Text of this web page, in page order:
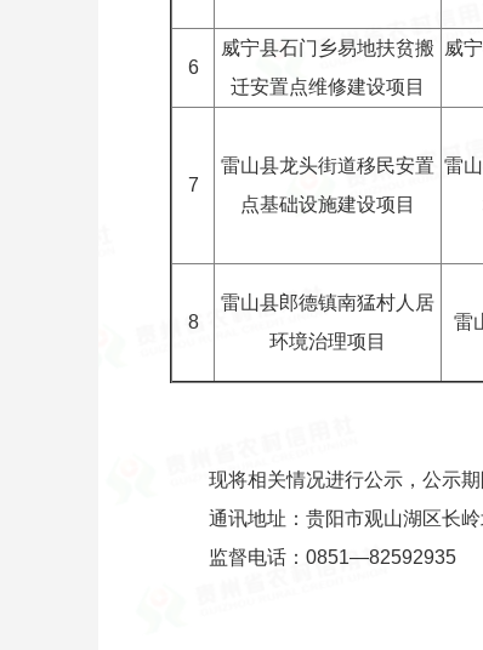
6
威宁县石门乡易地扶贫搬
迁安置点维修建设项目
威
7
雷山县龙头街道移民安置
点基础设施建设项目
雷
8
雷山县郎德镇南猛村人居
环境治理项目
雷
现将相关情况进行公示，公示期
通讯地址：贵阳市观山湖区长岭
监督电话：